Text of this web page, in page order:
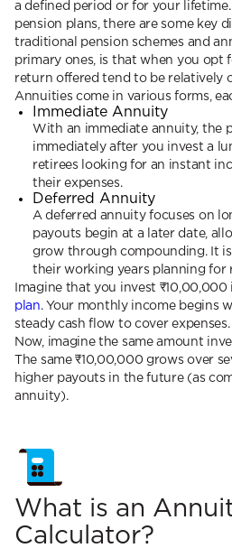
a defined period or for your
pension plans, there are some key
traditional pension schemes and
primary ones, is that when you opt
return offered tend to be relatively
Annuities come in various forms,
Immediate Annuity
With an immediate annuity, the
immediately after you invest a
retirees looking for an instant
their expenses.
Deferred Annuity
A deferred annuity focuses on
payouts begin at a later date,
grow through compounding. It
their working years planning for
Imagine that you invest ₹10,00,000
plan. Your monthly income begins
steady cash flow to cover expenses.
Now, imagine the same amount
The same ₹10,00,000 grows over
higher payouts in the future (as
annuity).
What is an
Calculator?